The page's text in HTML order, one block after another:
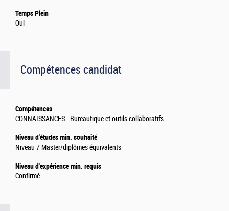
Temps Plein
Oui
Compétences candidat
Compétences
CONNAISSANCES - Bureautique et outils collaboratifs
Niveau d'études min. souhaité
Niveau 7 Master/diplômes équivalents
Niveau d'expérience min. requis
Confirmé